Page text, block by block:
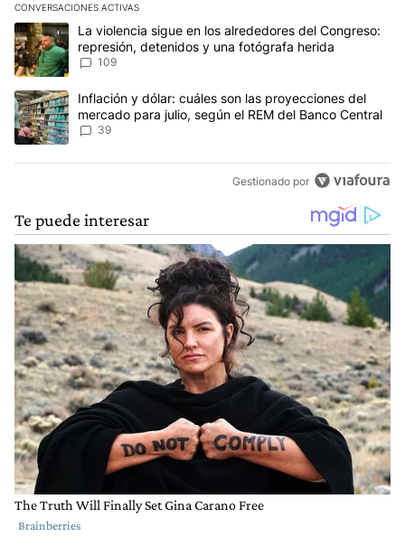
CONVERSACIONES ACTIVAS
Este listado muestra los artículos con más comentarios en los
Un artículo de tendencia con el título "La violencia sigue en los
La violencia sigue en los alrededores del Congreso:
represión, detenidos y una fotógrafa herida
109
Un artículo de tendencia con el título "Inflación y dólar: cuáles
Inflación y dólar: cuáles son las proyecciones del
mercado para julio, según el REM del Banco Central
39
Gestionado por